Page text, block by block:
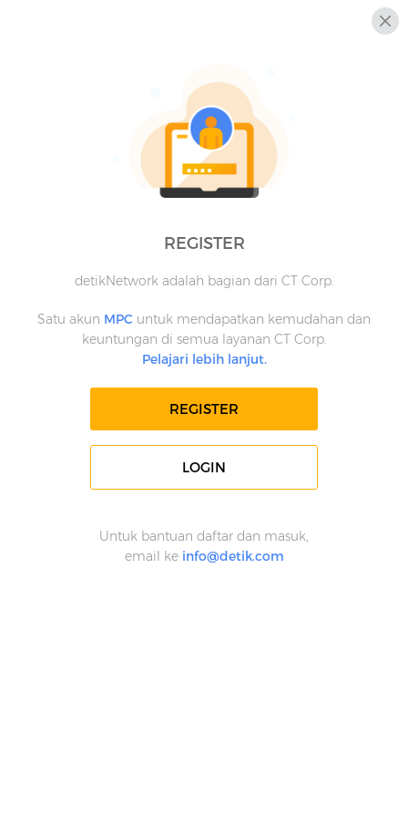
REGISTER
detikNetwork adalah bagian dari CT Corp.
Satu akun MPC untuk mendapatkan kemudahan dan
keuntungan di semua layanan CT Corp.
Pelajari lebih lanjut.
REGISTER
LOGIN
Untuk bantuan daftar dan masuk,
email ke info@detik.com